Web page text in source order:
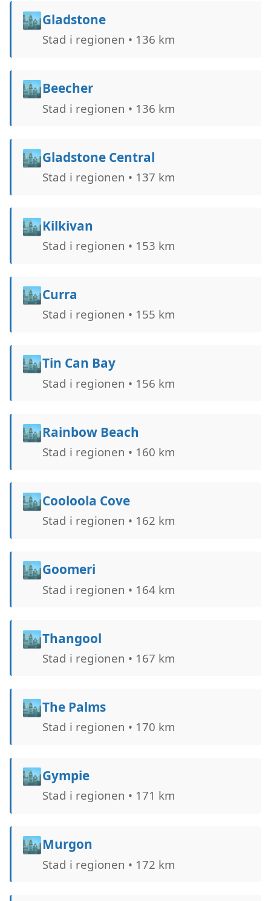
🏙️Gladstone
Stad i regionen • 136 km
🏙️Beecher
Stad i regionen • 136 km
🏙️Gladstone Central
Stad i regionen • 137 km
🏙️Kilkivan
Stad i regionen • 153 km
🏙️Curra
Stad i regionen • 155 km
🏙️Tin Can Bay
Stad i regionen • 156 km
🏙️Rainbow Beach
Stad i regionen • 160 km
🏙️Cooloola Cove
Stad i regionen • 162 km
🏙️Goomeri
Stad i regionen • 164 km
🏙️Thangool
Stad i regionen • 167 km
🏙️The Palms
Stad i regionen • 170 km
🏙️Gympie
Stad i regionen • 171 km
🏙️Murgon
Stad i regionen • 172 km